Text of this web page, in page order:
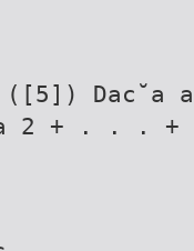
([5])
2 + . . . +